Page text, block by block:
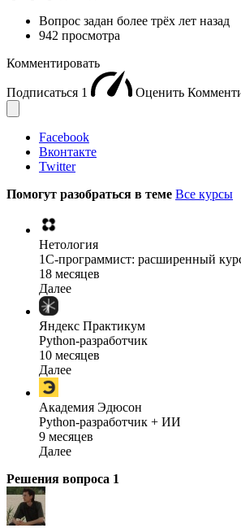
Вопрос задан более трёх лет назад
942 просмотра
Комментировать
Подписаться 1 Оценить
Facebook
Вконтакте
Twitter
Помогут разобраться в теме Все курсы
Нетология
1C-программист: расширенный
18 месяцев
Далее
Яндекс Практикум
Python-разработчик
10 месяцев
Далее
Академия Эдюсон
Python-разработчик + ИИ
9 месяцев
Далее
Решения вопроса 1